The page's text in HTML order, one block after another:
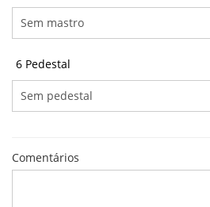
6 Pedestal
Comentários